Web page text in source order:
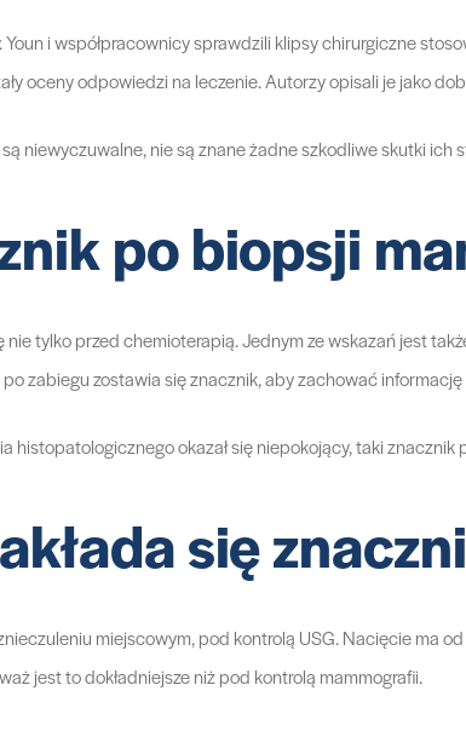
Youn i współpracownicy sprawdzili klipsy chirurgiczne
oceny odpowiedzi na leczenie. Autorzy opisali je jako
niewyczuwalne, nie są znane żadne szkodliwe skutki
po biopsji
nie tylko przed chemioterapią. Jednym ze wskazań jest
po zabiegu zostawia się znacznik, aby zachować
histopatologicznego okazał się niepokojący, taki
się
miejscowym, pod kontrolą USG. Nacięcie ma
jest to dokładniejsze niż pod kontrolą mammografii.